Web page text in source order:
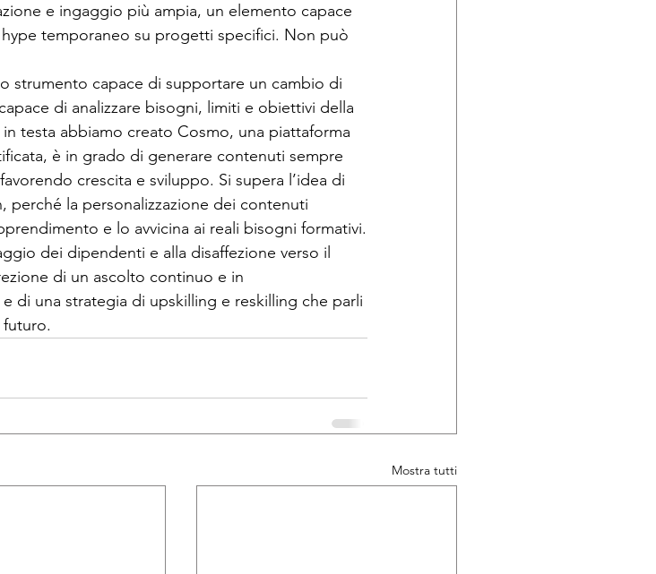
e ingaggio più ampia, un elemento capace
temporaneo su progetti specifici. Non può
strumento capace di supportare un cambio di
di analizzare bisogni, limiti e obiettivi della
testa abbiamo creato Cosmo, una piattaforma
è in grado di generare contenuti sempre
crescita e sviluppo. Si supera l’idea di
la personalizzazione dei contenuti
e lo avvicina ai reali bisogni formativi.
dei dipendenti e alla disaffezione verso il
di un ascolto continuo e in
di una strategia di upskilling e reskilling che parli
Mostra tutti